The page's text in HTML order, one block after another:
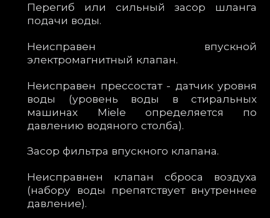
Перегиб или сильный засор шланга
подачи воды.
Неисправен впускной
электромагнитный клапан.
Неисправен прессостат - датчик уровня
воды (уровень воды в стиральных
машинах Miele определяется по
давлению водяного столба).
Засор фильтра впускного клапана.
Неисправнен клапан сброса воздуха
(набору воды препятствует внутреннее
давление).